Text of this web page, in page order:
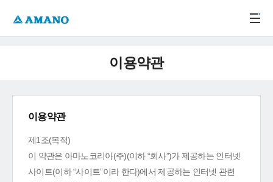
이용약관
이용약관
제1조(목적)
이 약관은 아마노코리아(주)(이하 “회사”)가 제공하는 인터넷
사이트(이하 “사이트”이라 한다)에서 제공하는 인터넷 관련